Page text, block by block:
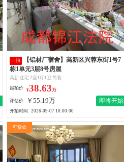
一拍
栋1单元3层8号房屋
高新 住宅 2室1厅1卫 简装
起拍价 ¥38.63万
评估价 ￥55.19万 即将开始
开拍时间 2026-09-07 10:00:00
可贷款